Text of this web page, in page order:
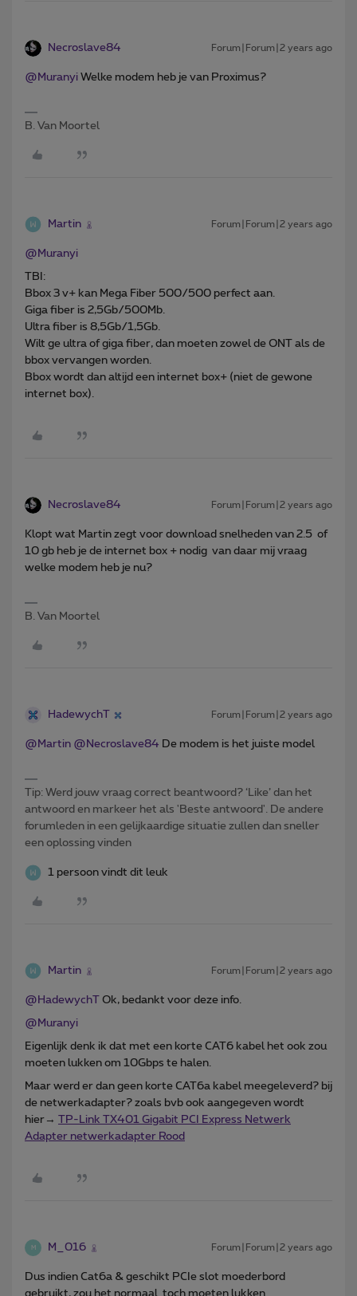
Necroslave84 Forum|Forum|2 years ago
@Muranyi Welke modem heb je van Proximus?
B. Van Moortel
Martin Forum|Forum|2 years ago
@Muranyi
TBI:
Bbox 3 v+ kan Mega Fiber 500/500 perfect aan.
Giga fiber is 2,5Gb/500Mb.
Ultra fiber is 8,5Gb/1,5Gb.
Wilt ge ultra of giga fiber, dan moeten zowel de ONT als de
bbox vervangen worden.
Bbox wordt dan altijd een internet box+ (niet de gewone
internet box).
Necroslave84 Forum|Forum|2 years ago
Klopt wat Martin zegt voor download snelheden van 2.5 of
10 gb heb je de internet box + nodig van daar mij vraag
welke modem heb je nu?
B. Van Moortel
HadewychT Forum|Forum|2 years ago
@Martin @Necroslave84 De modem is het juiste model
Tip: Werd jouw vraag correct beantwoord? ‘Like’ dan het
antwoord en markeer het als 'Beste antwoord'. De andere
forumleden in een gelijkaardige situatie zullen dan sneller
een oplossing vinden
1 persoon vindt dit leuk
Martin Forum|Forum|2 years ago
@HadewychT Ok, bedankt voor deze info.
@Muranyi
Eigenlijk denk ik dat met een korte CAT6 kabel het ook zou
moeten lukken om 10Gbps te halen.
Maar werd er dan geen korte CAT6a kabel meegeleverd? bij
de netwerkadapter? zoals bvb ook aangegeven wordt
hier→
TP-Link TX401 Gigabit PCI Express Netwerk
Adapter netwerkadapter Rood
M M_016 Forum|Forum|2 years ago
Dus indien Cat6a & geschikt PCIe slot moederbord